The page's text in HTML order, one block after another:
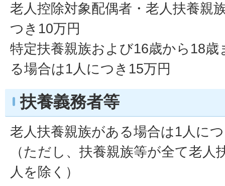
老人控除対象配偶者・老人扶養親
つき10万円
特定扶養親族および16歳から18
る場合は1人につき15万円
扶養義務者等
老人扶養親族がある場合は1人に
（ただし、扶養親族等が全て老人
人を除く）